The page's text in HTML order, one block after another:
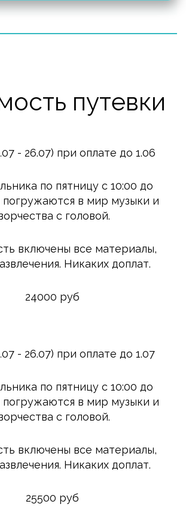
путевки
- 26.07) при оплате до 1.06
по пятницу с 10:00 до
погружаются в мир музыки и
с головой.
включены все материалы,
Никаких доплат.
24000 руб
- 26.07) при оплате до 1.07
по пятницу с 10:00 до
погружаются в мир музыки и
с головой.
включены все материалы,
Никаких доплат.
25500 руб